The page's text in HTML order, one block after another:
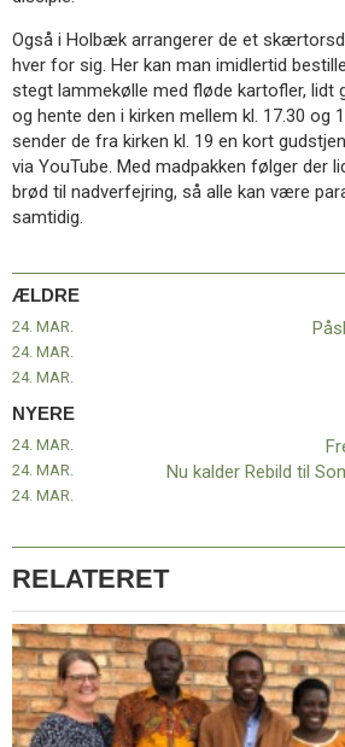
for
Myanmar Forrige
indlæg:
Påskegudstjeneste
Brovst
Også i Holbæk arrangerer de et
hver for sig. Her kan man imidlertid
stegt lammekølle med fløde kartofler, lidt
og hente den i kirken mellem kl. 17.30 og
sender de fra kirken kl. 19 en kort
via YouTube. Med madpakken følger der
brød til nadverfejring, så alle kan være
samtidig.
ÆLDRE
24. MAR.
24. MAR.
24. MAR.
NYERE
24. MAR.
24. MAR.
24. MAR.
RELATERET